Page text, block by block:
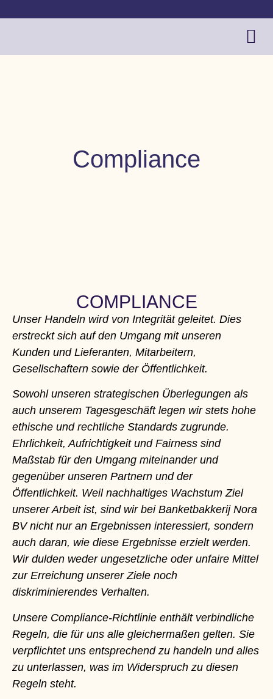
Compliance
COMPLIANCE
Unser Handeln wird von Integrität geleitet. Dies
erstreckt sich auf den Umgang mit unseren
Kunden und Lieferanten, Mitarbeitern,
Gesellschaftern sowie der Öffentlichkeit.
Sowohl unseren strategischen Überlegungen als
auch unserem Tagesgeschäft legen wir stets hohe
ethische und rechtliche Standards zugrunde.
Ehrlichkeit, Aufrichtigkeit und Fairness sind
Maßstab für den Umgang miteinander und
gegenüber unseren Partnern und der
Öffentlichkeit. Weil nachhaltiges Wachstum Ziel
unserer Arbeit ist, sind wir bei Banketbakkerij Nora
BV nicht nur an Ergebnissen interessiert, sondern
auch daran, wie diese Ergebnisse erzielt werden.
Wir dulden weder ungesetzliche oder unfaire Mittel
zur Erreichung unserer Ziele noch
diskriminierendes Verhalten.
Unsere Compliance-Richtlinie enthält verbindliche
Regeln, die für uns alle gleichermaßen gelten. Sie
verpflichtet uns entsprechend zu handeln und alles
zu unterlassen, was im Widerspruch zu diesen
Regeln steht.